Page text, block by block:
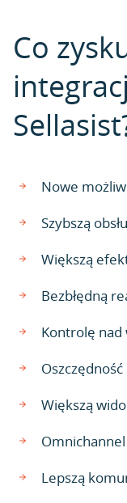
Co
Nowe
Szybszą
Większą
Bezbłędną
Kontrolę
Większą
Lepszą